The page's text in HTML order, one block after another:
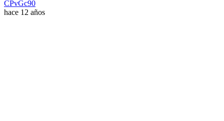
CPvGc90
hace 12 años